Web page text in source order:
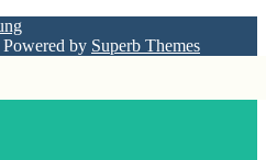
Powered by Superb Themes